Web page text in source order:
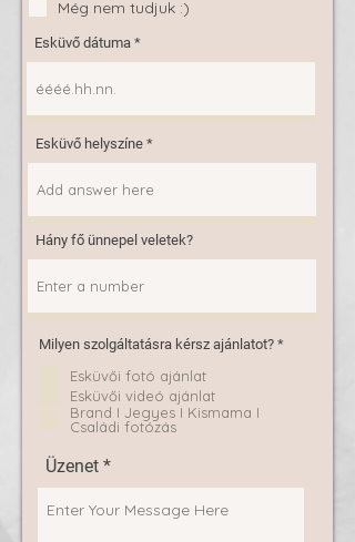
e
Még nem tudjuk :)
Esküvő dátuma
Esküvő helyszíne
Hány fő ünnepel veletek?
Milyen szolgáltatásra kérsz ajánlatot? *K
Esküvői fotó ajánlat
Esküvői videó ajánlat
Brand I Jegyes I Kismama I
Családi fotózás
Üzenet